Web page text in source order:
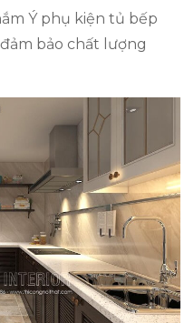
Ý phụ kiện tủ bếp
bảo chất lượng